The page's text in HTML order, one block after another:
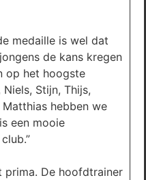
medaille is wel dat
de kans kregen
op het hoogste
Niels, Stijn, Thijs,
Matthias hebben we
een mooie
prima. De hoofdtrainer